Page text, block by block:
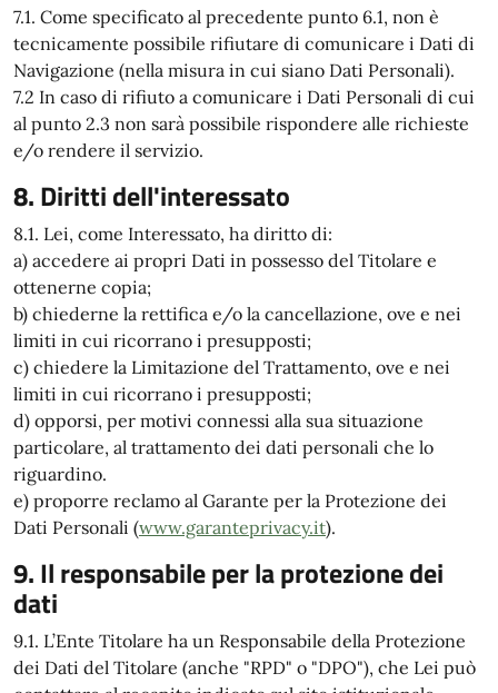
7.1. Come specificato al precedente punto 6.1, non è
tecnicamente possibile rifiutare di comunicare i Dati di
Navigazione (nella misura in cui siano Dati Personali).
7.2 In caso di rifiuto a comunicare i Dati Personali di cui
al punto 2.3 non sarà possibile rispondere alle richieste
e/o rendere il servizio.
8. Diritti dell'interessato
8.1. Lei, come Interessato, ha diritto di:
a) accedere ai propri Dati in possesso del Titolare e
ottenerne copia;
b) chiederne la rettifica e/o la cancellazione, ove e nei
limiti in cui ricorrano i presupposti;
c) chiedere la Limitazione del Trattamento, ove e nei
limiti in cui ricorrano i presupposti;
d) opporsi, per motivi connessi alla sua situazione
particolare, al trattamento dei dati personali che lo
riguardino.
e) proporre reclamo al Garante per la Protezione dei
Dati Personali (www.garanteprivacy.it).
9. Il responsabile per la protezione dei
dati
9.1. L’Ente Titolare ha un Responsabile della Protezione
dei Dati del Titolare (anche "RPD" o "DPO"), che Lei può